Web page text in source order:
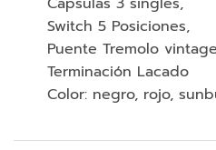
Switch 5 Posiciones,
Puente Tremolo
Terminación Lacado
Color: negro, rojo,